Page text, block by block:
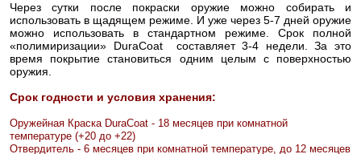
Через сутки после покраски оружие можно собирать и
использовать в щадящем режиме. И уже через 5-7 дней оружие
можно использовать в стандартном режиме. Срок полной
«полимиризации» DuraCoat составляет 3-4 недели. За это
время покрытие становиться одним целым с поверхностью
оружия.
Срок годности и условия хранения:
Оружейная Краска DuraCoat - 18 месяцев при комнатной
температуре (+20 до +22)
Отвердитель - 6 месяцев при комнатной температуре, до 12 месяцев